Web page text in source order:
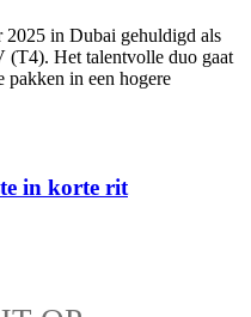
in Dubai gehuldigd als
(T4). Het talentvolle duo gaat
pakken in een hogere
in korte rit